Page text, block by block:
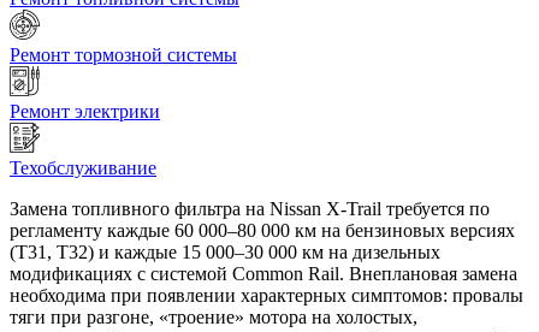
Ремонт тормозной системы
Ремонт электрики
Техобслуживание
Замена топливного фильтра на Nissan X-Trail требуется по
регламенту каждые 60 000–80 000 км на бензиновых версиях
(T31, T32) и каждые 15 000–30 000 км на дизельных
модификациях с системой Common Rail. Внеплановая замена
необходима при появлении характерных симптомов: провалы
тяги при разгоне, «троение» мотора на холостых,